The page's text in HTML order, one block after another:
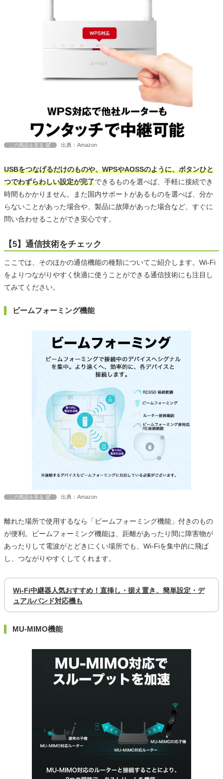
この商品を見る 出典：Amazon
USBをつなげるだけのものや、WPSやAOSSのように、ボタンひと
つでわずらわしい設定が完了できるものを選べば、手軽に接続でき
時間もかかりません。また国内サポートがあるものを選べば、分か
らないことがあった場合や、製品に故障があった場合など、すぐに
問い合わせることができ安心です。
【5】通信技術をチェック
ここでは、そのほかの通信機能の種類についてご紹介します。Wi-Fi
をよりつながりやすく快適に使うことができる通信技術にも注目し
てみてください。
ビームフォーミング機能
この商品を見る 出典：Amazon
離れた場所で使用するなら「ビームフォーミング機能」付きのもの
が便利。ビームフォーミング機能は、距離があったり間に障害物が
あったりして電波がとどきにくい場所でも、Wi-Fiを集中的に飛ば
し、つながりやすくしてくれます。
Wi-Fi中継器人気おすすめ！直挿し・据え置き、簡単設定・デ
ュアルバンド対応機も
MU-MIMO機能